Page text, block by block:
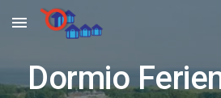
Skip to main content
Dormio F